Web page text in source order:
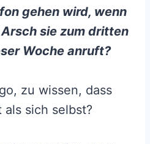
gehen wird, wenn
sie zum dritten
Woche anruft?
zu wissen, dass
sich selbst?